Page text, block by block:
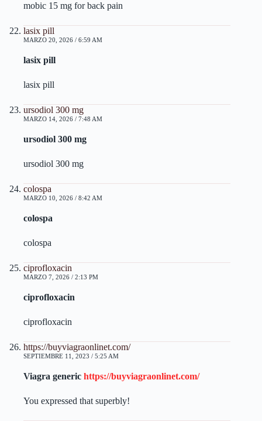
mobic 15 mg for back pain
lasix pill
MARZO 20, 2026 / 6:59 AM
lasix pill
lasix pill
ursodiol 300 mg
MARZO 14, 2026 / 7:48 AM
ursodiol 300 mg
ursodiol 300 mg
colospa
MARZO 10, 2026 / 8:42 AM
colospa
colospa
ciprofloxacin
MARZO 7, 2026 / 2:13 PM
ciprofloxacin
ciprofloxacin
https://buyviagraonlinet.com/
SEPTIEMBRE 11, 2023 / 5:25 AM
Viagra generic https://buyviagraonlinet.com/
You expressed that superbly!